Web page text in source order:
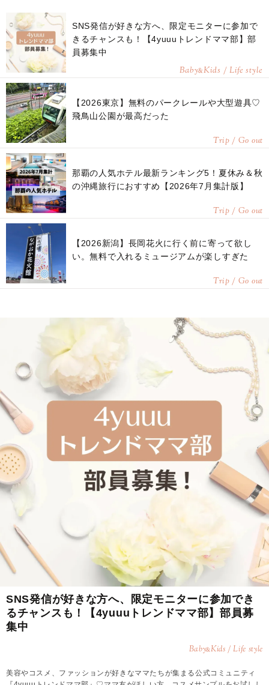
SNS発信が好きな方へ、限定モニターに参加で
きるチャンスも！【4yuuuトレンドママ部】部
員募集中
Baby&Kids / Life style
【2026東京】無料のパークレールや大型遊具♡
飛鳥山公園が最高だった
Trip / Go out
那覇の人気ホテル最新ランキング5！夏休み＆秋
の沖縄旅行におすすめ【2026年7月集計版】
Trip / Go out
【2026新潟】長岡花火に行く前に寄って欲し
い。無料で入れるミュージアムが楽しすぎた
Trip / Go out
SNS発信が好きな方へ、限定モニターに参加でき
るチャンスも！【4yuuuトレンドママ部】部員募
集中
Baby&Kids / Life style
美容やコスメ、ファッションが好きなママたちが集まる公式コミュニティ